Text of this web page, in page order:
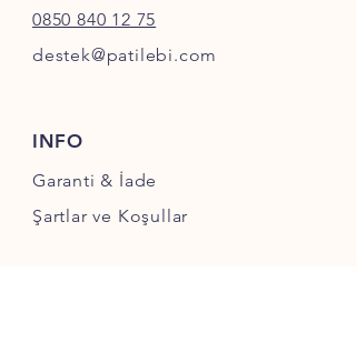
0850 840 12 75
destek@patilebi.com
INFO
Garanti & İade
Şartlar ve Koşullar